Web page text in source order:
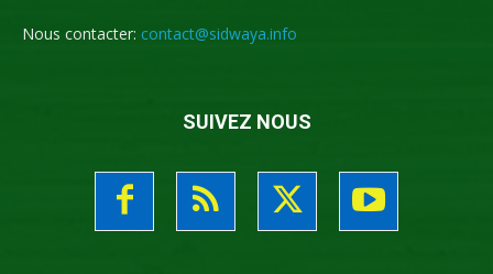
Nous contacter: contact@sidwaya.info
SUIVEZ NOUS